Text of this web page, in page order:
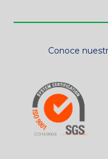
Conoce